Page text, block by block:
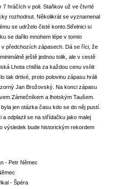
7 hráčích v poli. Staňkov už ve čtvrté
rozhodnut. Několikrát se vyznamenal
se udrželo čisté konto.Střelnici si
se dařilo mnohem lépe v tomto
předchozích zápasech. Dá se říci, že
ještě jednou tolik, ale v cestě
Lhota chtěla za každou cenu vsítit
tak drtivé, proto polovinu zápasu hráli
Jan Brožovský. Na konci zápasu
Zámečníkem a lhotským Taušem.
jen otázka času kdo se do něj pustí.
odplazil se na střídačku jako malej
výsledek bude historickým rekordem
- Petr Němec
- Špéra